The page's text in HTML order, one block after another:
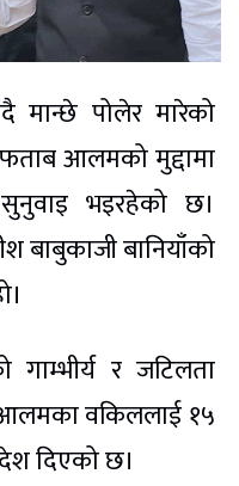
मान्छे पोलेर मारेको
आलमको मुद्दामा
भइरहेको छ।
बाबुकाजी बानियाँको
र जटिलता
आलमका वकिललाई १५
दिएको छ।